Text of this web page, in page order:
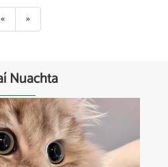
« »
Nuachta